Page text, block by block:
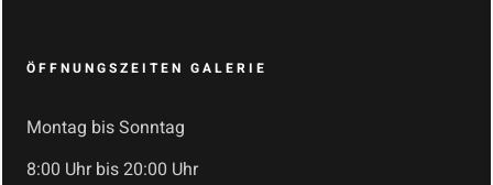
ÖFFNUNGSZEITEN GALERIE
Montag bis Sonntag
8:00 Uhr bis 20:00 Uhr